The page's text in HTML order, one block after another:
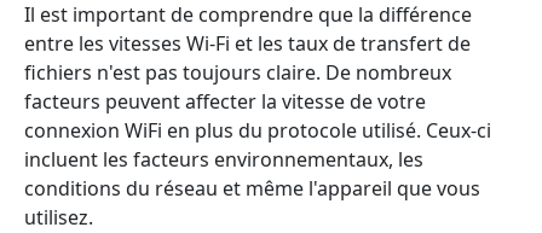
Il est important de comprendre que la différence
entre les vitesses Wi-Fi et les taux de transfert de
fichiers n'est pas toujours claire. De nombreux
facteurs peuvent affecter la vitesse de votre
connexion WiFi en plus du protocole utilisé. Ceux-ci
incluent les facteurs environnementaux, les
conditions du réseau et même l'appareil que vous
utilisez.